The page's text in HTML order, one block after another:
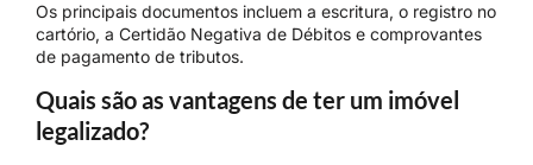
Os principais documentos incluem a escritura, o registro no
cartório, a Certidão Negativa de Débitos e comprovantes
de pagamento de tributos.
Quais são as vantagens de ter um imóvel
legalizado?